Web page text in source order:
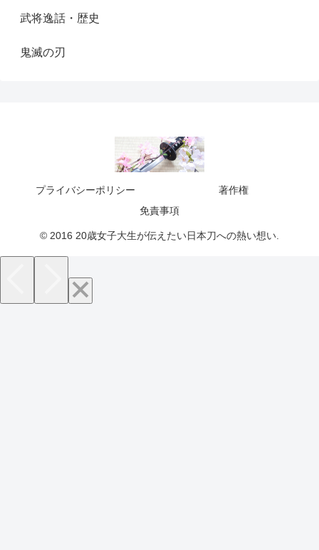
武将逸話・歴史
鬼滅の刃
プライバシーポリシー
著作権
免責事項
© 2016 20歳女子大生が伝えたい日本刀への熱い想い.